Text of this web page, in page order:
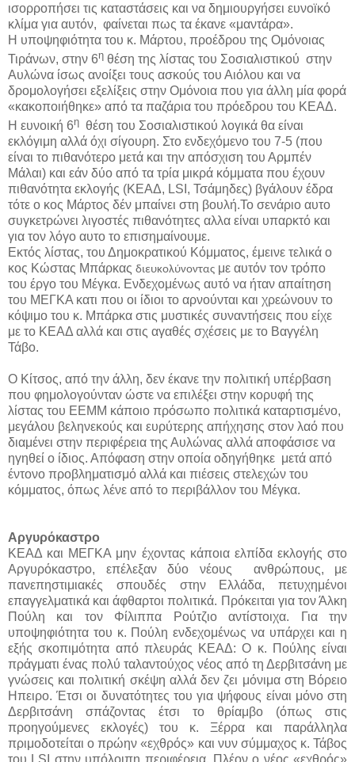
ισορροπήσει τις καταστάσεις και να δημιουργήσει ευνοϊκό
κλίμα για αυτόν, φαίνεται πως τα έκανε «μαντάρα».
Η υποψηφιότητα του κ. Μάρτου, προέδρου της Ομόνοιας
Τιράνων, στην 6η θέση της λίστας του Σοσιαλιστικού στην
Αυλώνα ίσως ανοίξει τους ασκούς του Αιόλου και να
δρομολογήσει εξελίξεις στην Ομόνοια που για άλλη μία φορά
«κακοποιήθηκε» από τα παζάρια του πρόεδρου του ΚΕΑΔ.
Η ευνοική 6η θέση του Σοσιαλιστικού λογικά θα είναι
εκλόγιμη αλλά όχι σίγουρη. Στο ενδεχόμενο του 7-5 (που
είναι το πιθανότερο μετά και την απόσχιση του Αρμπέν
Μάλαι) και εάν δύο από τα τρία μικρά κόμματα που έχουν
πιθανότητα εκλογής (ΚΕΑΔ, LSI, Τσάμηδες) βγάλουν έδρα
τότε ο κος Μάρτος δέν μπαίνει στη βουλή.Το σενάριο αυτο
συγκετρώνει λιγοστές πιθανότητες αλλα είναι υπαρκτό και
για τον λόγο αυτο το επισημαίνουμε.
Εκτός λίστας, του Δημοκρατικού Κόμματος, έμεινε τελικά ο
κος Κώστας Μπάρκας διευκολύνοντας με αυτόν τον τρόπο
του έργο του Μέγκα. Ενδεχομένως αυτό να ήταν απαίτηση
του ΜΕΓΚΑ κατι που οι ίδιοι το αρνούνται και χρεώνουν το
κόψιμο του κ. Μπάρκα στις μυστικές συναντήσεις που είχε
με το ΚΕΑΔ αλλά και στις αγαθές σχέσεις με το Βαγγέλη
Τάβο.
Ο Κίτσος, από την άλλη, δεν έκανε την πολιτική υπέρβαση
που φημολογούνταν ώστε να επιλέξει στην κορυφή της
λίστας του ΕΕΜΜ κάποιο πρόσωπο πολιτικά καταρτισμένο,
μεγάλου βεληνεκούς και ευρύτερης απήχησης στον λαό που
διαμένει στην περιφέρεια της Αυλώνας αλλά αποφάσισε να
ηγηθεί ο ίδιος. Απόφαση στην οποία οδηγήθηκε μετά από
έντονο προβληματισμό αλλά και πιέσεις στελεχών του
κόμματος, όπως λένε από το περιβάλλον του Μέγκα.
Αργυρόκαστρο
ΚΕΑΔ και ΜΕΓΚΑ μην έχοντας κάποια ελπίδα εκλογής στο
Αργυρόκαστρο, επέλεξαν δύο νέους ανθρώπους, με
πανεπηστιμιακές σπουδές στην Ελλάδα, πετυχημένοι
επαγγελματικά και άφθαρτοι πολιτικά. Πρόκειται για τον Άλκη
Πούλη και τον Φίλιππα Ρούτζιο αντίστοιχα. Για την
υποψηφιότητα του κ. Πούλη ενδεχομένως να υπάρχει και η
εξής σκοπιμότητα από πλευράς ΚΕΑΔ: Ο κ. Πούλης είναι
πράγματι ένας πολύ ταλαντούχος νέος από τη Δερβιτσάνη με
γνώσεις και πολιτική σκέψη αλλά δεν ζει μόνιμα στη Βόρειο
Ηπειρο. Έτσι οι δυνατότητες του για ψήφους είναι μόνο στη
Δερβιτσάνη σπάζοντας έτσι το θρίαμβο (όπως στις
προηγούμενες εκλογές) του κ. Ξέρρα και παράλληλα
πριμοδοτείται ο πρώην «εχθρός» και νυν σύμμαχος κ. Τάβος